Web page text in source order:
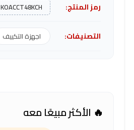
رمز المنتج: KOACCT48KCH
التصنيفات: اجهزة التكييف
🔥 الأكثر مبيعًا معه